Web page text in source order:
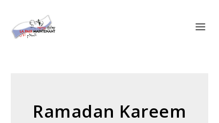
Ramadan Kareem